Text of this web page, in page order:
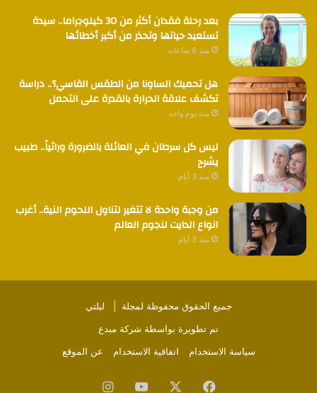
بعد رحلة فقدان أكثر من 30 كيلوجراما.. سيدة
تستعيد حياتها وتحذر من أكبر أخطائها
منذ 6 ساعات
هل تحميك الساونا من الطقس القاسي؟.. دراسة
تكشف علاقة الحرارة بالقدرة على التحمل
منذ يوم واحد
ليس كل سرطان في العائلة بالضرورة وراثياً.. طبيب
يشرح
منذ 3 أيام
من وجبة واحدة لا تتغير لتناول اللحوم النية.. أغرب
انواع الدايت لنجوم العالم
منذ 3 أيام
جميع الحقوق محفوظة لمجلة | ليلتي
تم تطويرة بواسطة شركة مبدع
سياسة الاستخدام
اتفاقية الاستخدام عن الموقع
فيسبوك ‫YouTubeانستقرام